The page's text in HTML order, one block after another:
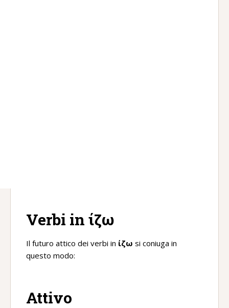
Verbi in ίζω
Il futuro attico dei verbi in ίζω si coniuga in
questo modo:
Attivo